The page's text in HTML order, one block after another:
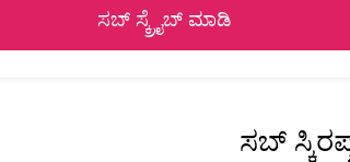
ಸಬ್ ಸ್ಕ್ರೈಬ್ ಮಾಡಿ
ಸಬ್